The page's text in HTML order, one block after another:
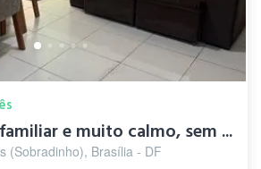
e muito calmo, sem ...
(Sobradinho), Brasília - DF